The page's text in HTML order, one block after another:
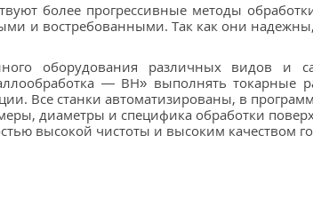
более прогрессивные методы
и востребованными. Так как они
оборудования различных видов и
— ВН» выполнять токарные
Все станки автоматизированы, в
диаметры и специфика обработки
высокой чистоты и высоким качеством